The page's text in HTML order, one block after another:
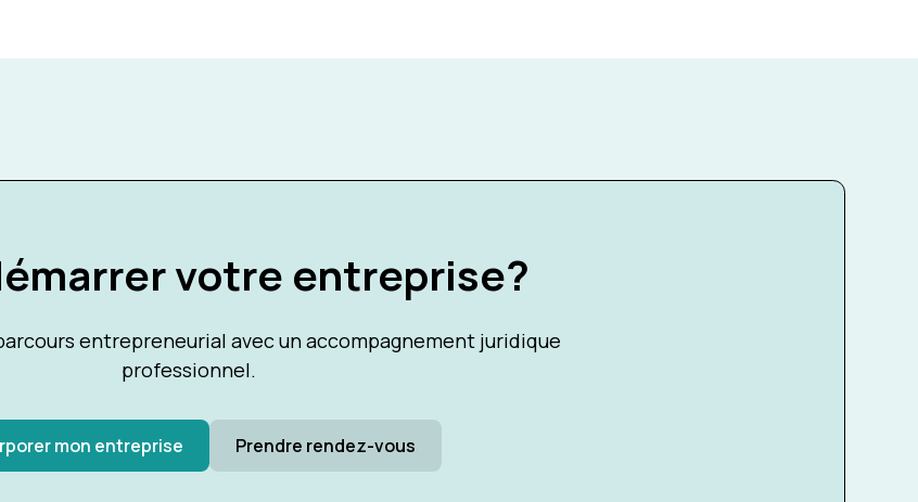
votre entreprise?
entrepreneurial avec un accompagnement juridique
professionnel.
mon entreprise Prendre rendez-vous